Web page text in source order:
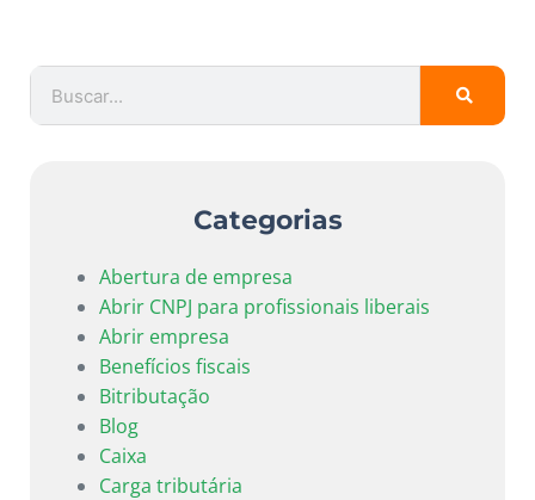
Categorias
Abertura de empresa
Abrir CNPJ para profissionais liberais
Abrir empresa
Benefícios fiscais
Bitributação
Blog
Caixa
Carga tributária